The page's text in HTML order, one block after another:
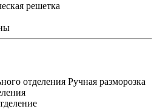
решетка
отделения Ручная разморозка